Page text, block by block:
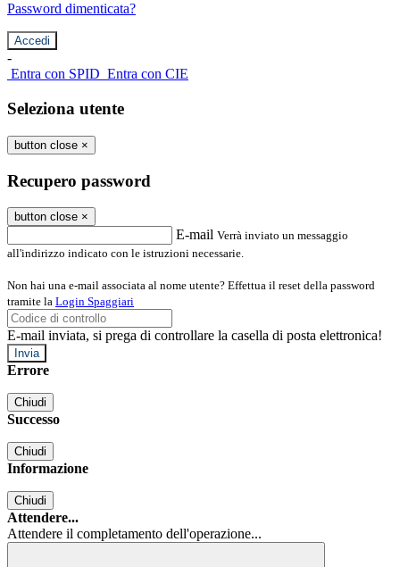
Password dimenticata?
-
Entra con SPID Entra con CIE
Seleziona utente
button close ×
Recupero password
button close ×
E-mail Verrà inviato un messaggio
all'indirizzo indicato con le istruzioni necessarie.
Non hai una e-mail associata al nome utente? Effettua il reset della password
tramite la Login Spaggiari
E-mail inviata, si prega di controllare la casella di posta elettronica!
Errore
Chiudi
Successo
Chiudi
Informazione
Chiudi
Attendere...
Attendere il completamento dell'operazione...